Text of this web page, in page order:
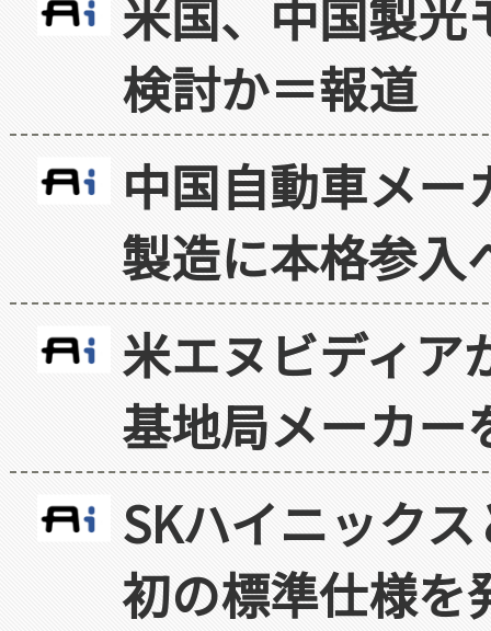
米国、中国製光
検討か＝報道
中国自動車メ
製造に本格参入
米エヌビディア
基地局メーカー
SKハイニック
初の標準仕様を